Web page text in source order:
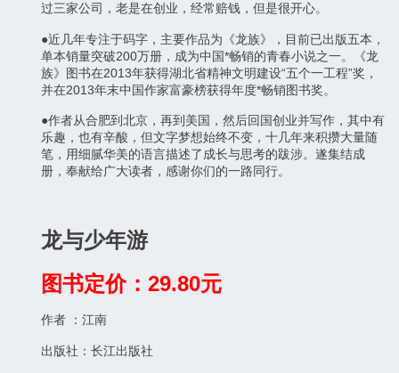
过三家公司，老是在创业，经常赔钱，但是很开心。
●近几年专注于码字，主要作品为《龙族》，目前已出版五本，
单本销量突破200万册，成为中国*畅销的青春小说之一。《龙
族》图书在2013年获得湖北省精神文明建设“五个一工程”奖，
并在2013年末中国作家富豪榜获得年度*畅销图书奖。
●作者从合肥到北京，再到美国，然后回国创业并写作，其中有
乐趣，也有辛酸，但文字梦想始终不变，十几年来积攒大量随
笔，用细腻华美的语言描述了成长与思考的跋涉。遂集结成
册，奉献给广大读者，感谢你们的一路同行。
龙与少年游
图书定价：29.80元
作者 ：江南
出版社：长江出版社